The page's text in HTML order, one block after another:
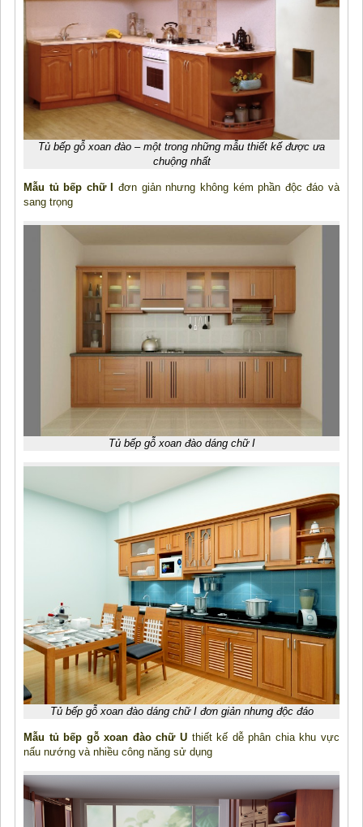
Tủ bếp gỗ xoan đào – một trong những mẫu thiết kế được ưa
chuộng nhất
Mẫu tủ bếp chữ I
đơn giản nhưng không kém phần độc đáo và
sang trọng
Tủ bếp gỗ xoan đào dáng chữ I
Tủ bếp gỗ xoan đào dáng chữ I đơn giản nhưng độc đáo
Mẫu tủ bếp gỗ xoan đào chữ U thiết kế dễ phân chia khu vực
nấu nướng và nhiều công năng sử dụng